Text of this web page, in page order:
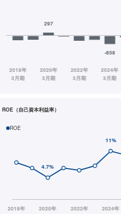
ROE（自己資本利益率）
ROE